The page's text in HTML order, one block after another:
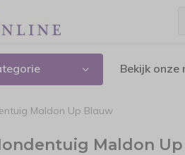
Bekijk onze
Maldon Up Blauw
Maldon